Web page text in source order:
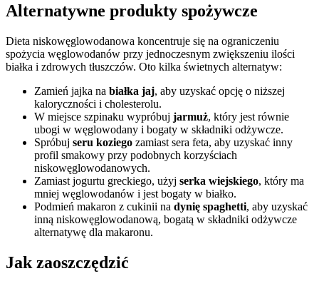
Alternatywne produkty spożywcze
Dieta niskowęglowodanowa koncentruje się na ograniczeniu
spożycia węglowodanów przy jednoczesnym zwiększeniu ilości
białka i zdrowych tłuszczów. Oto kilka świetnych alternatyw:
Zamień jajka na białka jaj, aby uzyskać opcję o niższej
kaloryczności i cholesterolu.
W miejsce szpinaku wypróbuj jarmuż, który jest równie
ubogi w węglowodany i bogaty w składniki odżywcze.
Spróbuj seru koziego zamiast sera feta, aby uzyskać inny
profil smakowy przy podobnych korzyściach
niskowęglowodanowych.
Zamiast jogurtu greckiego, użyj serka wiejskiego, który ma
mniej węglowodanów i jest bogaty w białko.
Podmień makaron z cukinii na dynię spaghetti, aby uzyskać
inną niskowęglowodanową, bogatą w składniki odżywcze
alternatywę dla makaronu.
Jak zaoszczędzić